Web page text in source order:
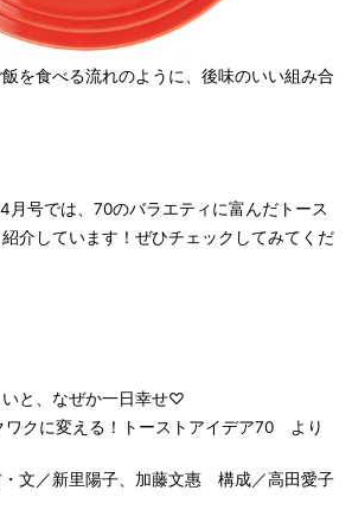
を食べる流れのように、後味のいい組み合
月号では、70のバラエティに富んだトース
介しています！ぜひチェックしてみてくだ
いと、なぜか一日幸せ♡
ワクに変える！トーストアイデア70 より
文／新里陽子、加藤文惠 構成／高田愛子